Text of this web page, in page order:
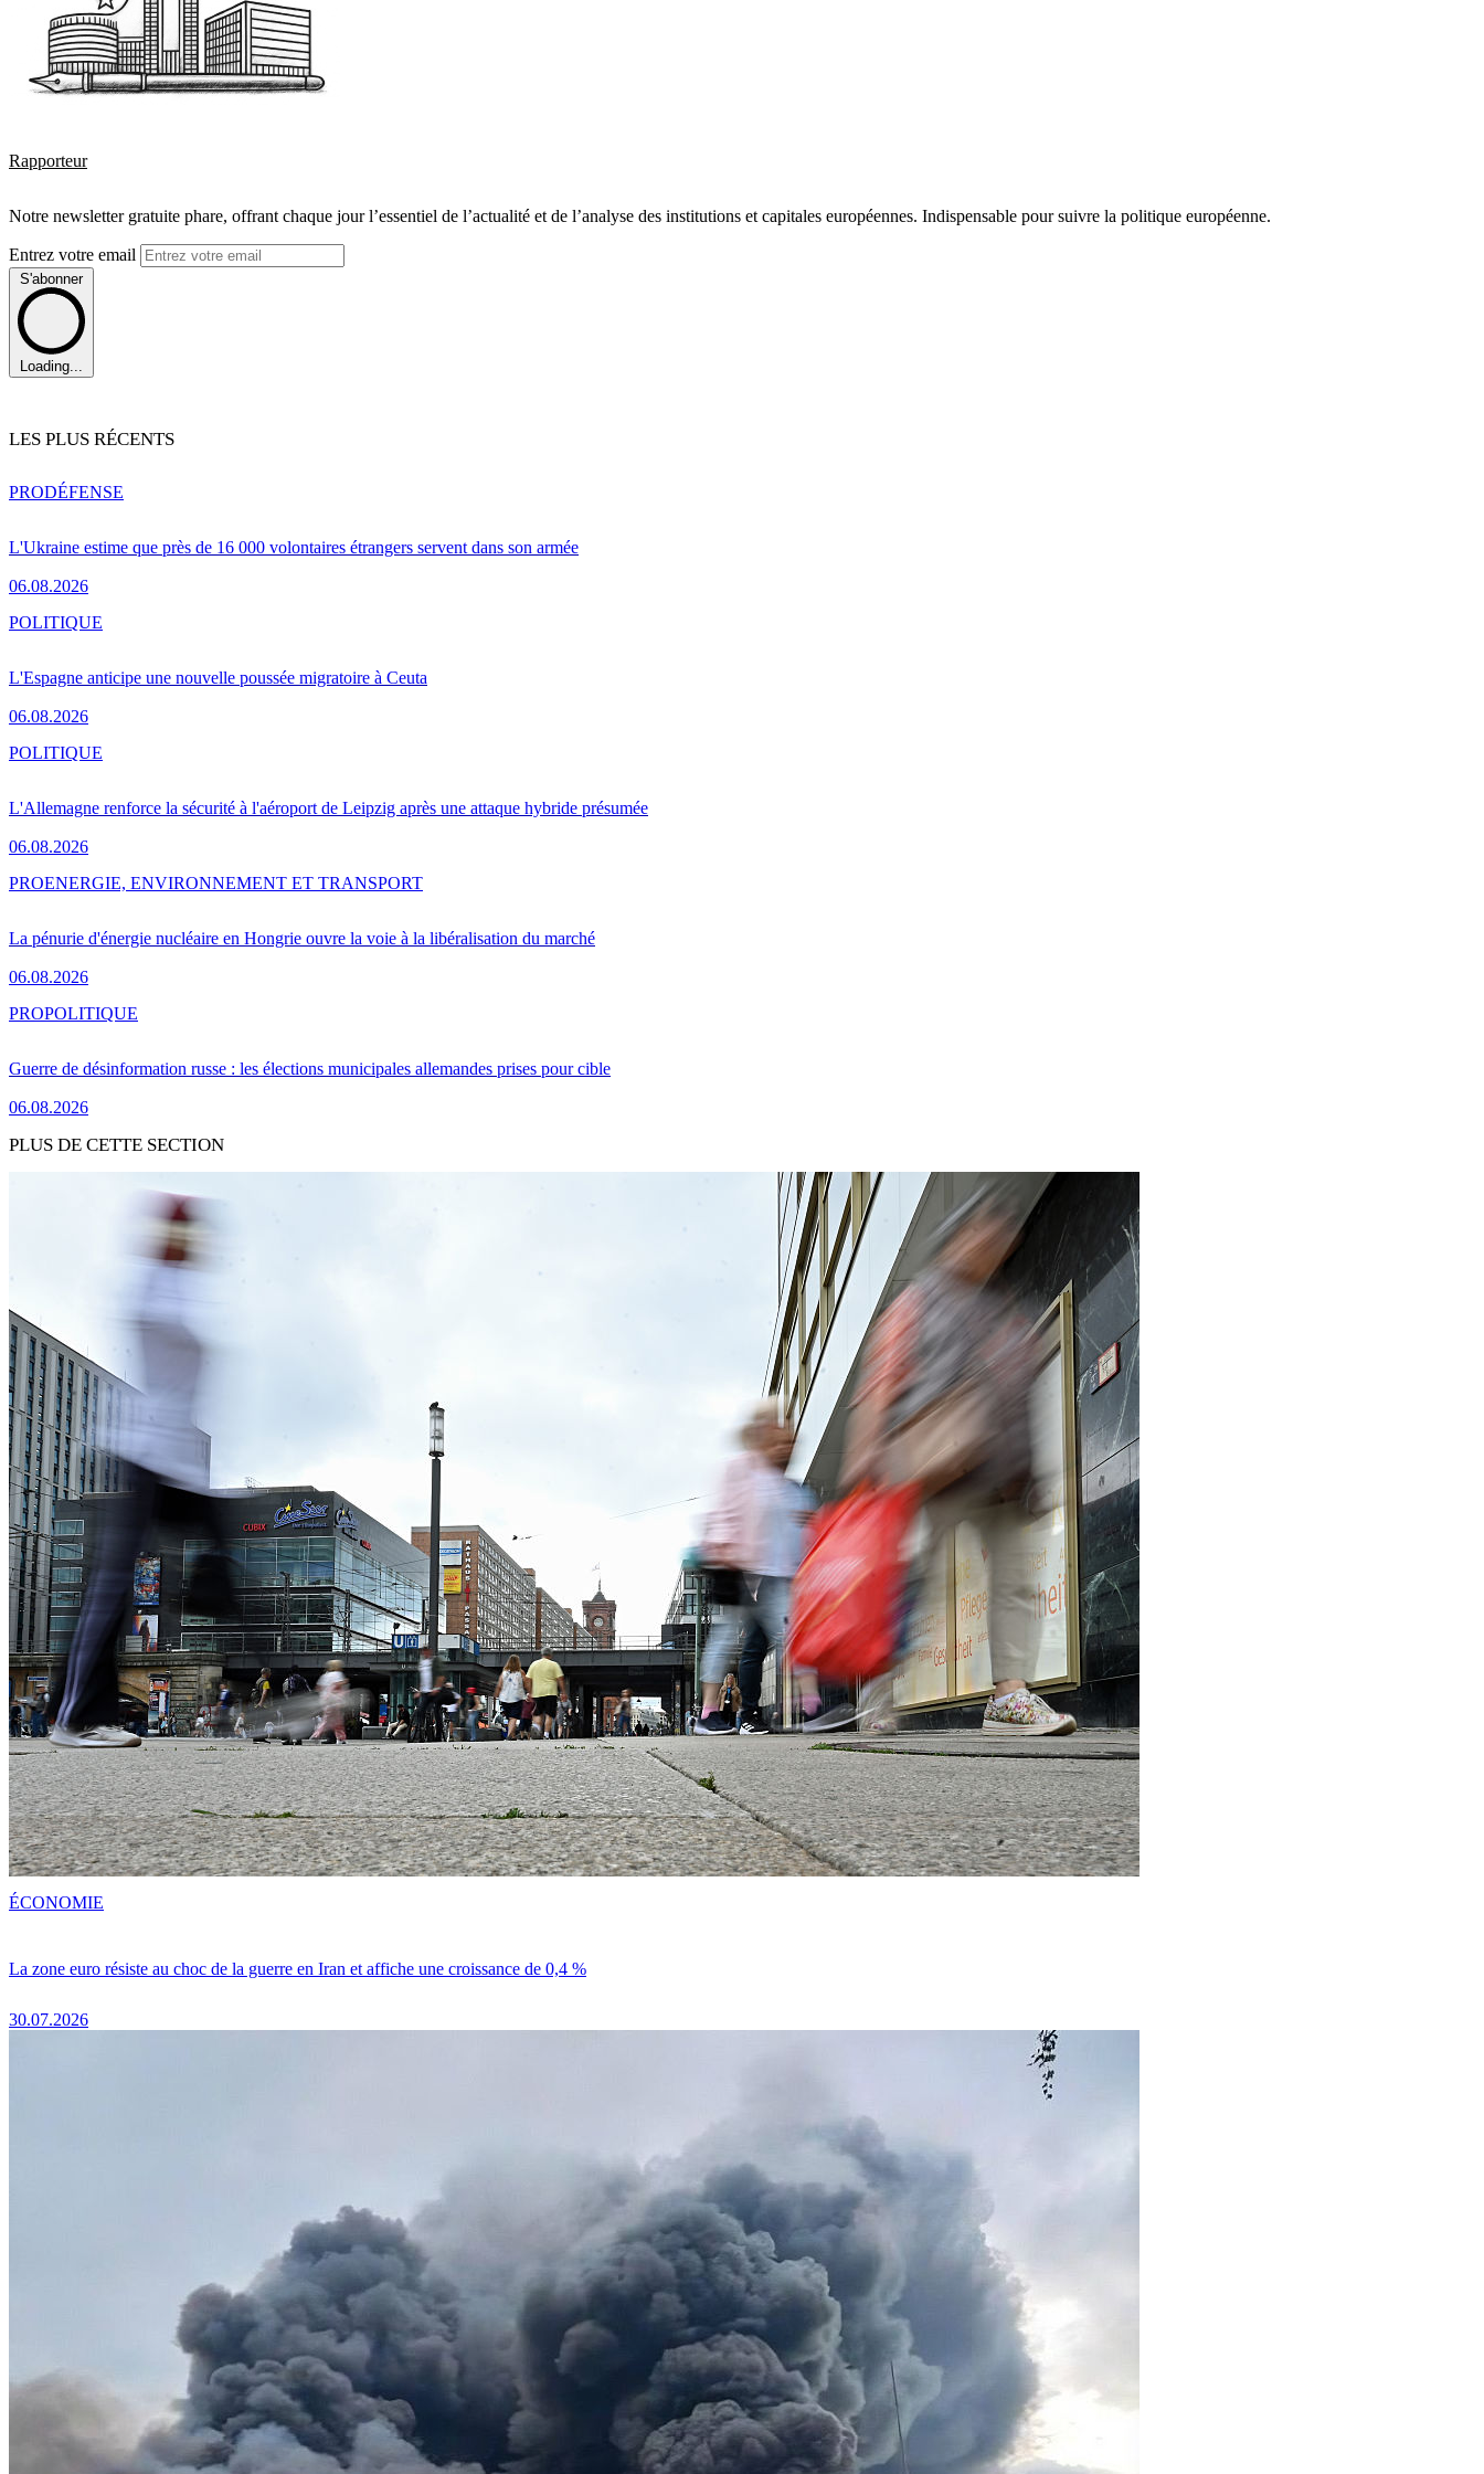
Rapporteur
Notre newsletter gratuite phare, offrant chaque jour l’essentiel de l’actualité et de l’analyse des institutions et capitales européennes. Indispensable pour suivre la politique européenne.
Entrez votre email
S'abonner
Loading...
LES PLUS RÉCENTS
L'Ukraine estime que près de 16 000 volontaires étrangers servent dans son armée
06.08.2026
PRODÉFENSE
L'Espagne anticipe une nouvelle poussée migratoire à Ceuta
06.08.2026
POLITIQUE
L'Allemagne renforce la sécurité à l'aéroport de Leipzig après une attaque hybride présumée
06.08.2026
POLITIQUE
La pénurie d'énergie nucléaire en Hongrie ouvre la voie à la libéralisation du marché
06.08.2026
PROENERGIE, ENVIRONNEMENT ET TRANSPORT
Guerre de désinformation russe : les élections municipales allemandes prises pour cible
06.08.2026
PROPOLITIQUE
PLUS DE CETTE SECTION
La zone euro résiste au choc de la guerre en Iran et affiche une croissance de 0,4 %
30.07.2026
ÉCONOMIE